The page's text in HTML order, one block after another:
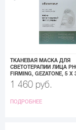
ТКАНЕВАЯ МАСКА ДЛЯ
СВЕТОТЕРАПИИ ЛИЦА
FIRMING, GEZATONE, 5 Х
1 460 руб.
ПОДРОБНЕЕ